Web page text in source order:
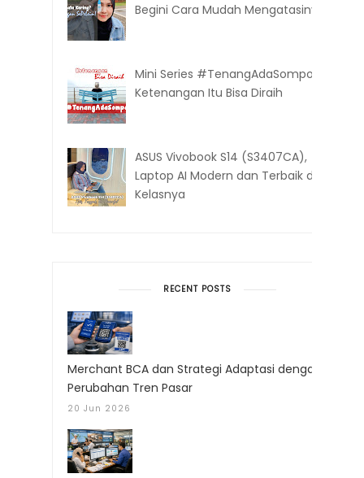
Begini Cara Mudah Mengatasinya
Mini Series #TenangAdaSompo:
Ketenangan Itu Bisa Diraih
ASUS Vivobook S14 (S3407CA),
Laptop AI Modern dan Terbaik di
Kelasnya
RECENT POSTS
Merchant BCA dan Strategi Adaptasi dengan
Perubahan Tren Pasar
20 Jun 2026